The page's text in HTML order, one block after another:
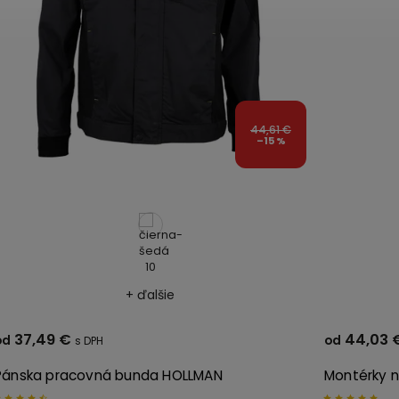
52,40 €
–15 %
+ ďalšie
na traky BLACK L.HOLLMAN
44,03 €
Zateplená
prvkami
od 42,67